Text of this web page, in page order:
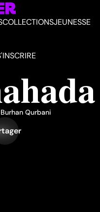
COLLECTIONSJEUNESSE
Burhan Qurbani